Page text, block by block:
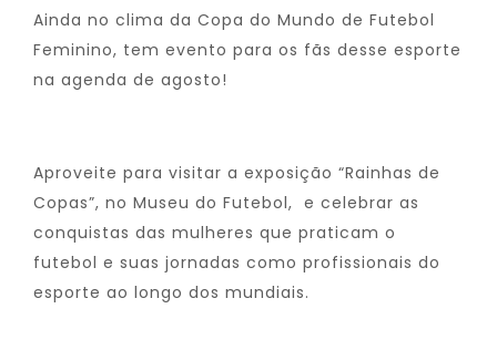
Ainda no clima da Copa do Mundo de Futebol
Feminino, tem evento para os fãs desse esporte
na agenda de agosto!
Aproveite para visitar a exposição “Rainhas de
Copas”, no Museu do Futebol, e celebrar as
conquistas das mulheres que praticam o
futebol e suas jornadas como profissionais do
esporte ao longo dos mundiais.